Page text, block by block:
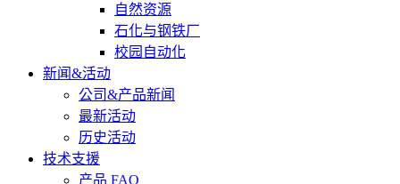
自然资源
石化与钢铁厂
校园自动化
新闻&活动
公司&产品新闻
最新活动
历史活动
技术支援
产品 FAQ